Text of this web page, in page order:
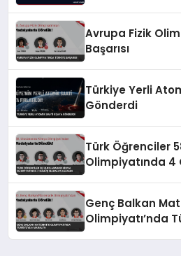
Avrupa Fizik
Başarısı
Türkiye Yerli
Gönderdi
Türk Öğrenciler
Olimpiyatında 4
Genç Balkan
Olimpiyatı’nda